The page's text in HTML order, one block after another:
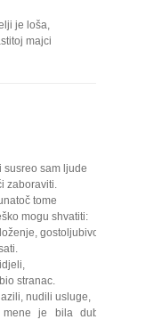
je loša,
majci
susreo sam ljude
zaboraviti.
tome
mogu shvatiti:
gostoljubivost.
stranac.
nudili usluge,
je bila duboko